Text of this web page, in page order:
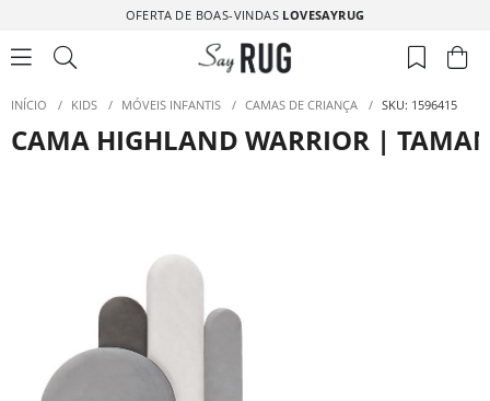
OFERTA DE BOAS-VINDAS LOVESAYRUG
INÍCIO / KIDS / MÓVEIS INFANTIS / CAMAS DE CRIANÇA / SKU: 1596415
CAMA HIGHLAND WARRIOR |